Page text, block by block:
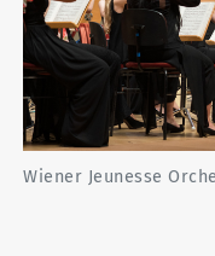
Wiener Jeunesse